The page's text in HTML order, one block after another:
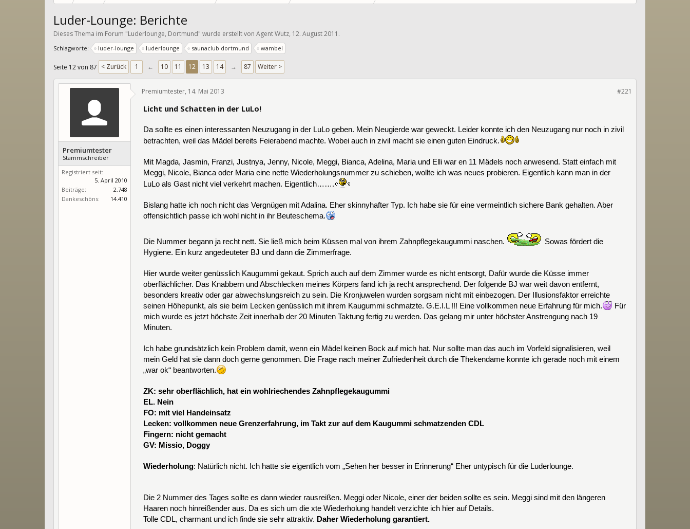
Luder-Lounge: Berichte
Dieses Thema im Forum "Luderlounge, Dortmund" wurde erstellt von Agent Wutz, 12. August 2011 .
Schlagworte: luder-lounge luderlounge saunaclub dortmund wambel
Seite 12 von 87 < Zurück 1 ← 10 11 12 13 14 → 87 Weiter >
Premiumtester
Stammschreiber
Registriert seit:
5. April 2010
Beiträge:
2.748
Dankeschöns:
14.410
#221
Premiumtester, 14. Mai 2013
Licht und Schatten in der LuLo!
Da sollte es einen interessanten Neuzugang in der LuLo geben. Mein Neugierde war geweckt. Leider konnte ich den Neuzugang nur noch in zivil
betrachten, weil das Mädel bereits Feierabend machte. Wobei auch in zivil macht sie einen guten Eindruck.
Mit Magda, Jasmin, Franzi, Justnya, Jenny, Nicole, Meggi, Bianca, Adelina, Maria und Elli war en 11 Mädels noch anwesend. Statt einfach mit
Meggi, Nicole, Bianca oder Maria eine nette Wiederholungsnummer zu schieben, wollte ich was neues probieren. Eigentlich kann man in der
LuLo als Gast nicht viel verkehrt machen. Eigentlich…….
Bislang hatte ich noch nicht das Vergnügen mit Adalina. Eher skinnyhafter Typ. Ich habe sie für eine vermeintlich sichere Bank gehalten. Aber
offensichtlich passe ich wohl nicht in ihr Beuteschema.
Die Nummer begann ja recht nett. Sie ließ mich beim Küssen mal von ihrem Zahnpflegekaugummi naschen.
Sowas fördert die
Hygiene. Ein kurz angedeuteter BJ und dann die Zimmerfrage.
Hier wurde weiter genüsslich Kaugummi gekaut. Sprich auch auf dem Zimmer wurde es nicht entsorgt, Dafür wurde die Küsse immer
oberflächlicher. Das Knabbern und Abschlecken meines Körpers fand ich ja recht ansprechend. Der folgende BJ war weit davon entfernt,
besonders kreativ oder gar abwechslungsreich zu sein. Die Kronjuwelen wurden sorgsam nicht mit einbezogen. Der Illusionsfaktor erreichte
seinen Höhepunkt, als sie beim Lecken genüsslich mit ihrem Kaugummi schmatzte. G.E.I.L !!! Eine vollkommen neue Erfahrung für mich.
Für
mich wurde es jetzt höchste Zeit innerhalb der 20 Minuten Taktung fertig zu werden. Das gelang mir unter höchster Anstrengung nach 19
Minuten.
Ich habe grundsätzlich kein Problem damit, wenn ein Mädel keinen Bock auf mich hat. Nur sollte man das auch im Vorfeld signalisieren, weil
mein Geld hat sie dann doch gerne genommen. Die Frage nach meiner Zufriedenheit durch die Thekendame konnte ich gerade noch mit einem
„war ok“ beantworten.
ZK: sehr oberflächlich, hat ein wohlriechendes Zahnpflegekaugummi
EL. Nein
FO: mit viel Handeinsatz
Lecken: vollkommen neue Grenzerfahrung, im Takt zur auf dem Kaugummi schmatzenden CDL
Fingern: nicht gemacht
GV: Missio, Doggy
Wiederholung: Natürlich nicht. Ich hatte sie eigentlich vom „Sehen her besser in Erinnerung“ Eher untypisch für die Luderlounge.
Die 2 Nummer des Tages sollte es dann wieder rausreißen. Meggi oder Nicole, einer der beiden sollte es sein. Meggi sind mit den längeren
Haaren noch hinreißender aus. Da es sich um die xte Wiederholung handelt verzichte ich hier auf Details.
Tolle CDL, charmant und ich finde sie sehr attraktiv. Daher Wiederholung garantiert.